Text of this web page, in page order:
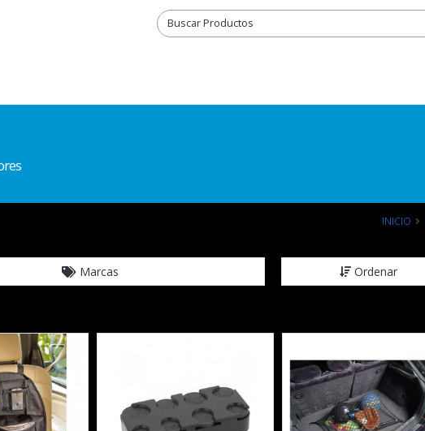
INICIO
Marcas Ordenar